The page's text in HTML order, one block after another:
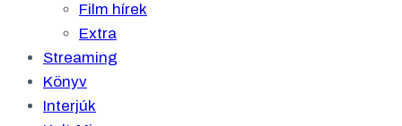
Film hírek
Extra
Streaming
Könyv
Interjúk